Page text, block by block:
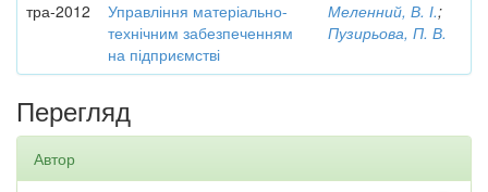
тра-2012
Управління матеріально-
технічним забезпеченням
на підприємстві
Меленний, В. І.;
Пузирьова, П. В.
Перегляд
Автор